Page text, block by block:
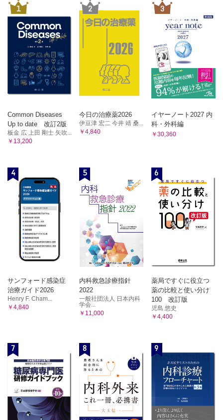
1
Common Diseases
Up to date 改訂2版
板金 広 上田 剛士 矢吹...
￥13,200
2
今日の治療薬2026
伊豆津 宏二 今井 靖 桑...
￥4,840
3
イヤーノート2027 内
科・外科編
￥30,360
4
サンフォード感染症
治療ガイド2026
Henry F. Cham...
￥4,840
5
内科救急診療指針
2022
一般社団法人 日本内科
学会...
￥11,000
6
薬局ですぐに役立つ
薬の比較と使い分け
100 改訂版
児島 悠史
￥4,400
7 8 9